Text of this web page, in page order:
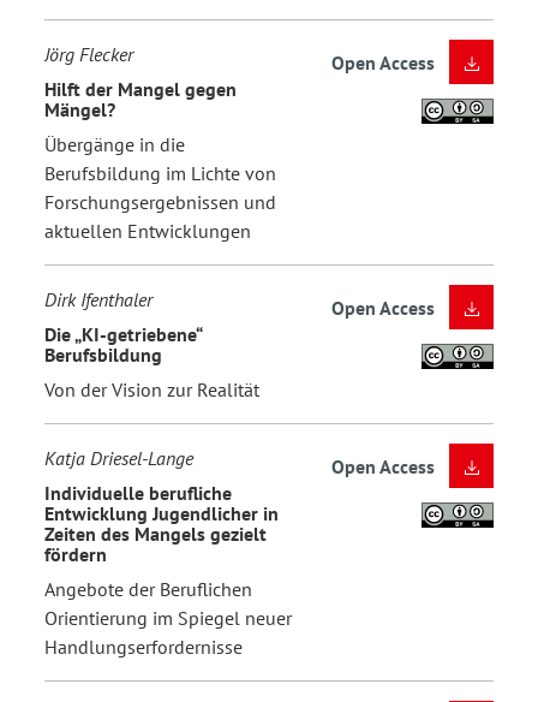
Jörg Flecker
Hilft der Mangel gegen
Mängel?
Übergänge in die
Berufsbildung im Lichte von
Forschungsergebnissen und
aktuellen Entwicklungen
Open Access
Dirk Ifenthaler
Die „KI-getriebene“
Berufsbildung
Von der Vision zur Realität
Open Access
Katja Driesel-Lange
Individuelle berufliche
Entwicklung Jugendlicher in
Zeiten des Mangels gezielt
fördern
Angebote der Beruflichen
Orientierung im Spiegel neuer
Handlungserfordernisse
Open Access